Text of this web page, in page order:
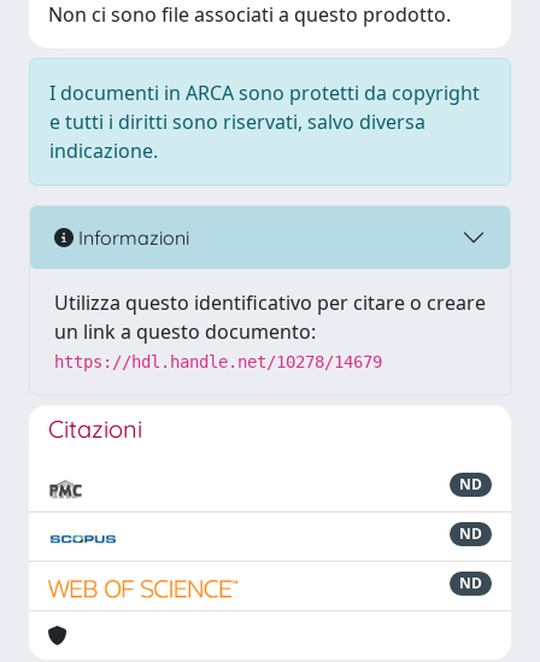
Non ci sono file associati a questo prodotto.
I documenti in ARCA sono protetti da copyright
e tutti i diritti sono riservati, salvo diversa
indicazione.
Informazioni
Utilizza questo identificativo per citare o creare
un link a questo documento:
https://hdl.handle.net/10278/14679
Citazioni
ND
ND
ND